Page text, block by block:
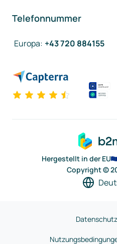
Telefonnummer
Europa: +43 720 884155
Hergestellt in der EU
Copyright ©